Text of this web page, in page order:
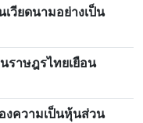
วียดนามอย่างเป็น
ราษฎรไทยเยือน
งความเป็นหุ้นส่วน